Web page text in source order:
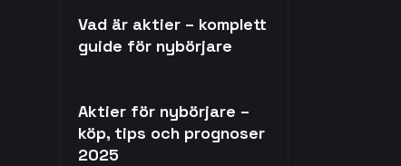
Vad är aktier – komplett
guide för nybörjare
Aktier för nybörjare –
köp, tips och prognoser
2025